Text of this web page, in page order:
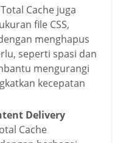
Cache juga
file CSS,
menghapus
seperti spasi dan
mengurangi
kecepatan
Delivery
Cache